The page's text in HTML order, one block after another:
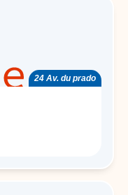
24 Av. du prado